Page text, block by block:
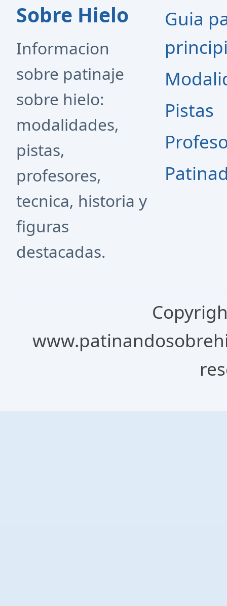
Sobre Hielo
Informacion
sobre patinaje
sobre hielo:
modalidades,
pistas,
profesores,
tecnica, historia y
figuras
destacadas.
Guia
Pistas